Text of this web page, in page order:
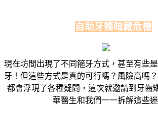
自助牙箍暗藏危機
現在坊間出現了不同箍牙方式，甚至有些
牙！但這些方式是真的可行嗎？風險高嗎
都會浮現了各種疑問，這次就邀請到牙齒
華醫生和我們一一拆解這些迷